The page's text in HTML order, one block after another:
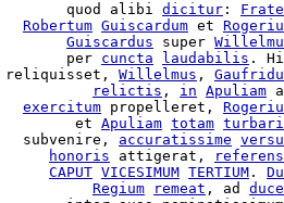
quod alibi
dicitur :
Robertum Guiscardum et
Guiscardus super
per
cuncta laudabilis .
reliquisset,
Willelmus ,
relictis , in Apuliam
exercitum propelleret,
et
Apuliam totam turbari
subvenire, accuratissime
honoris attigerat,
referens
CAPUT VICESIMUM TERTIUM .
Regium remeat , ad